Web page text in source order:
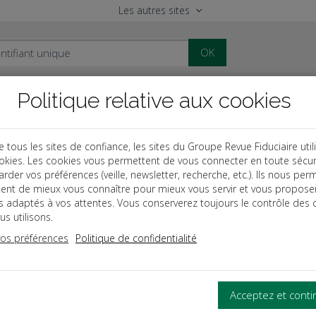
Les autres sites
OK
L'arrêté des comptes - Tome 2 : Comptes annuels et
des comptes 2026
LES RÈGLES COMPTABLES ET FISCALES
avant inventaire à la déclaration des
Politique relative aux cookies
tous les sites de confiance, les sites du Groupe Revue Fiduciaire
Les cookies vous permettent de vous connecter en toute
vos préférences (veille, newsletter, recherche, etc.). Ils nous
de mieux vous connaître pour mieux vous servir et vous
adaptés à vos attentes. Vous conserverez toujours le contrôle des
utilisons.
préférences
Politique de confidentialité
Acceptez et